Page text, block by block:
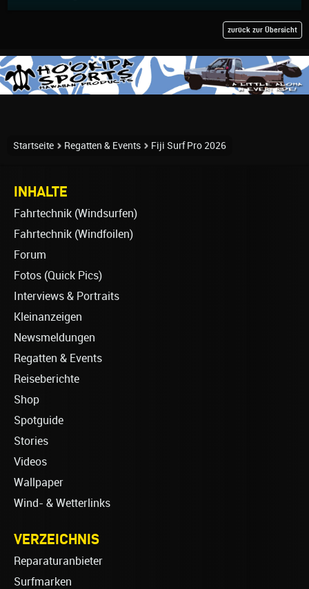
zurück zur Übersicht
Startseite Regatten & Events Fiji Surf Pro 2026
INHALTE
Fahrtechnik (Windsurfen)
Fahrtechnik (Windfoilen)
Forum
Fotos (Quick Pics)
Interviews & Portraits
Kleinanzeigen
Newsmeldungen
Regatten & Events
Reiseberichte
Shop
Spotguide
Stories
Videos
Wallpaper
Wind- & Wetterlinks
VERZEICHNIS
Reparaturanbieter
Surfmarken